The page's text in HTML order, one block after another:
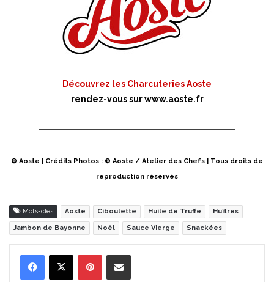
Découvrez les Charcuteries Aoste
rendez-vous surwww.aoste.fr
© Aoste | Crédits Photos : © Aoste / Atelier des Chefs | Tous droits de
reproduction réservés
Mots-clés Aoste Ciboulette Huile de Truffe Huîtres
Jambon de Bayonne Noël Sauce Vierge Snackées